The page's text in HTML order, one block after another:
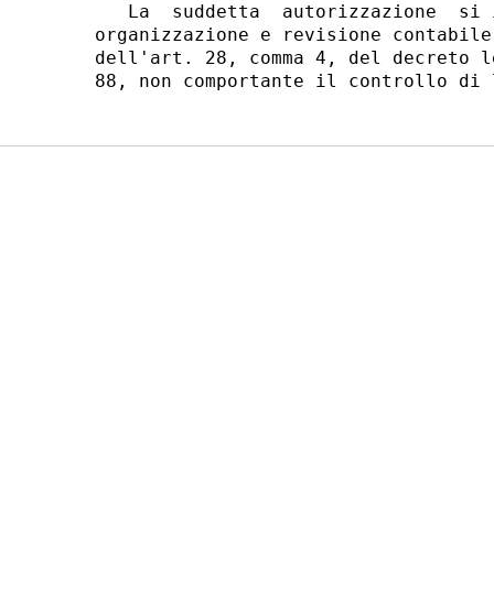
La  suddetta  autorizzazione  si
organizzazione e revisione
dell'art. 28, comma 4, del decreto